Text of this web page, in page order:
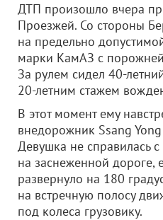
ДТП произошло вчера
Проезжей. Со стороны
на предельно
марки КамАЗ с
За рулем сидел 40-
20-летним стажем
В этот момент ему
внедорожник Ssang
Девушка не справилась
на заснеженной дороге,
развернуло на 180
на встречную полосу
под колеса грузовику.